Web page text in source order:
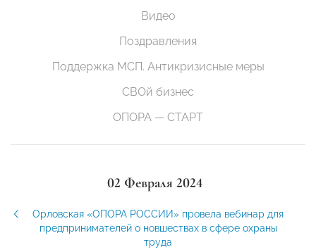
Видео
Поздравления
Поддержка МСП. Антикризисные меры
СВОй бизнес
ОПОРА — СТАРТ
02 Февраля 2024
Орловская «ОПОРА РОССИИ» провела вебинар для
предпринимателей о новшествах в сфере охраны
труда